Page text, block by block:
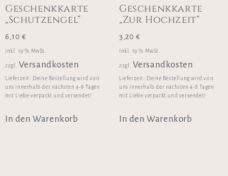
Geschenkkarte
„Schutzengel“
6,10 €
inkl. 19 % MwSt.
zzgl. Versandkosten
Lieferzeit: Deine Bestellung wird von
uns innerhalb der nächsten 4-8 Tagen
mit Liebe verpackt und versendet!
In den Warenkorb
Geschenkkarte
„Zur Hochzeit“
3,20 €
inkl. 19 % MwSt.
zzgl. Versandkosten
Lieferzeit: Deine Bestellung wird von
uns innerhalb der nächsten 4-8 Tagen
mit Liebe verpackt und versendet!
In den Warenkorb